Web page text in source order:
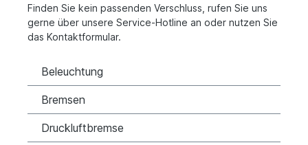
Finden Sie kein passenden Verschluss, rufen Sie uns
gerne über unsere Service-Hotline an oder nutzen Sie
das Kontaktformular.
Beleuchtung
Bremsen
Druckluftbremse